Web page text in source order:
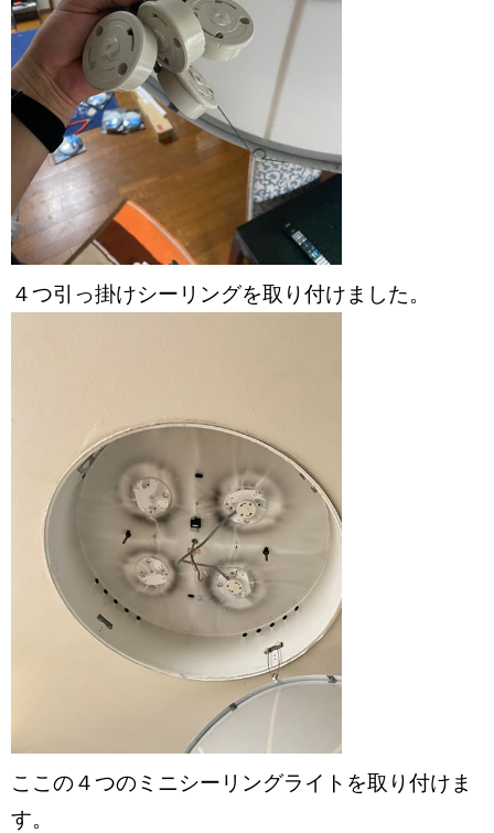
４つ引っ掛けシーリングを取り付けました。
ここの４つのミニシーリングライトを取り付けま
す。